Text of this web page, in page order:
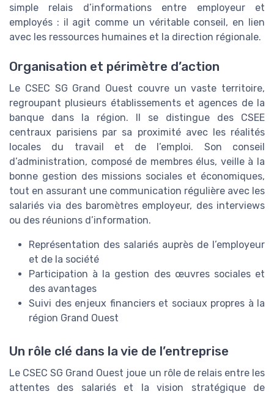
simple relais d’informations entre employeur et
employés : il agit comme un véritable conseil, en lien
avec les ressources humaines et la direction régionale.
Organisation et périmètre d’action
Le CSEC SG Grand Ouest couvre un vaste territoire,
regroupant plusieurs établissements et agences de la
banque dans la région. Il se distingue des CSEE
centraux parisiens par sa proximité avec les réalités
locales du travail et de l’emploi. Son conseil
d’administration, composé de membres élus, veille à la
bonne gestion des missions sociales et économiques,
tout en assurant une communication régulière avec les
salariés via des baromètres employeur, des interviews
ou des réunions d’information.
Représentation des salariés auprès de l’employeur
et de la société
Participation à la gestion des œuvres sociales et
des avantages
Suivi des enjeux financiers et sociaux propres à la
région Grand Ouest
Un rôle clé dans la vie de l’entreprise
Le CSEC SG Grand Ouest joue un rôle de relais entre les
attentes des salariés et la vision stratégique de